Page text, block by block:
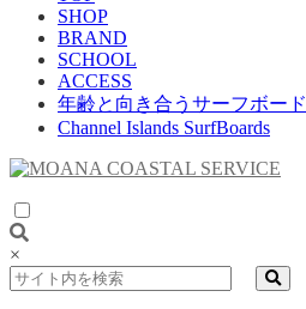
SHOP
BRAND
SCHOOL
ACCESS
年齢と向き合うサーフボード
Channel Islands SurfBoards
×